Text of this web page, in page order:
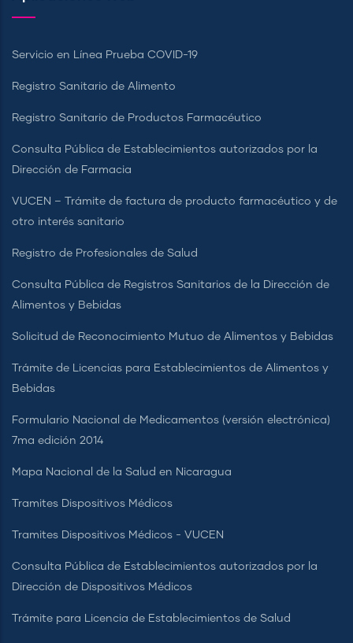
Servicio en Línea Prueba COVID-19
Registro Sanitario de Alimento
Registro Sanitario de Productos Farmacéutico
Consulta Pública de Establecimientos autorizados por la
Dirección de Farmacia
VUCEN – Trámite de factura de producto farmacéutico y de
otro interés sanitario
Registro de Profesionales de Salud
Consulta Pública de Registros Sanitarios de la Dirección de
Alimentos y Bebidas
Solicitud de Reconocimiento Mutuo de Alimentos y Bebidas
Trámite de Licencias para Establecimientos de Alimentos y
Bebidas
Formulario Nacional de Medicamentos (versión electrónica)
7ma edición 2014
Mapa Nacional de la Salud en Nicaragua
Tramites Dispositivos Médicos
Tramites Dispositivos Médicos - VUCEN
Consulta Pública de Establecimientos autorizados por la
Dirección de Dispositivos Médicos
Trámite para Licencia de Establecimientos de Salud